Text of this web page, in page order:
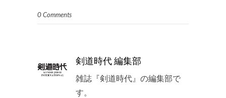
0 Comments
剣道時代 編集部
雑誌『剣道時代』の編集部で
す。